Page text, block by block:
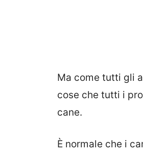
Ma come tutti gli
cose che tutti i
cane.
È normale che i